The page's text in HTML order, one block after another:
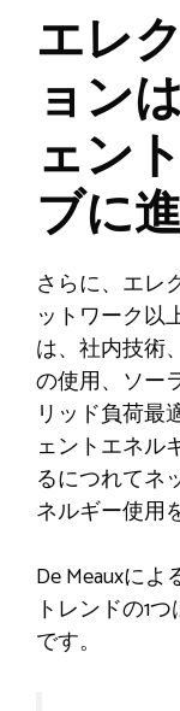
エレ
ョン
ェン
ブに
さらに、エレ
ットワーク以
は、社内技術
の使用、ソー
リッド負荷最
ェントエネル
るにつれてネ
ネルギー使用
De Meauxに
トレンドの1
です。